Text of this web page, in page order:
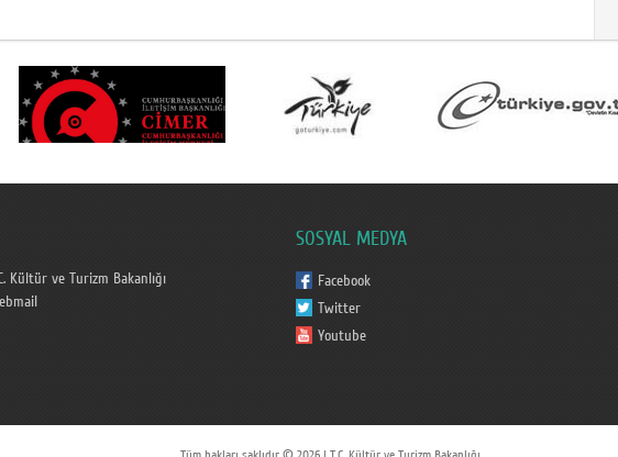
Kültür ve Turizm Bakanlığı
SOSYAL MEDYA
Facebook
Twitter
Youtube